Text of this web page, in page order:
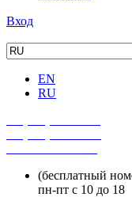
Вход
EN
RU
(бесплатный
пн-пт с 10 до 18